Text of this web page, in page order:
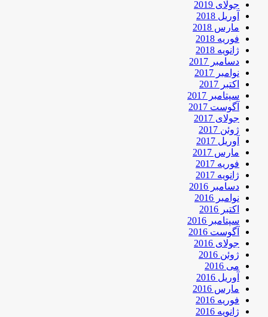
جولای 2019
آوریل 2018
مارس 2018
فوریه 2018
ژانویه 2018
دسامبر 2017
نوامبر 2017
اکتبر 2017
سپتامبر 2017
آگوست 2017
جولای 2017
ژوئن 2017
آوریل 2017
مارس 2017
فوریه 2017
ژانویه 2017
دسامبر 2016
نوامبر 2016
اکتبر 2016
سپتامبر 2016
آگوست 2016
جولای 2016
ژوئن 2016
می 2016
آوریل 2016
مارس 2016
فوریه 2016
ژانویه 2016